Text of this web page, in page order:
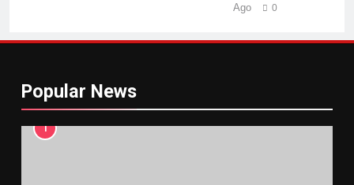
Ago 0
Popular News
1